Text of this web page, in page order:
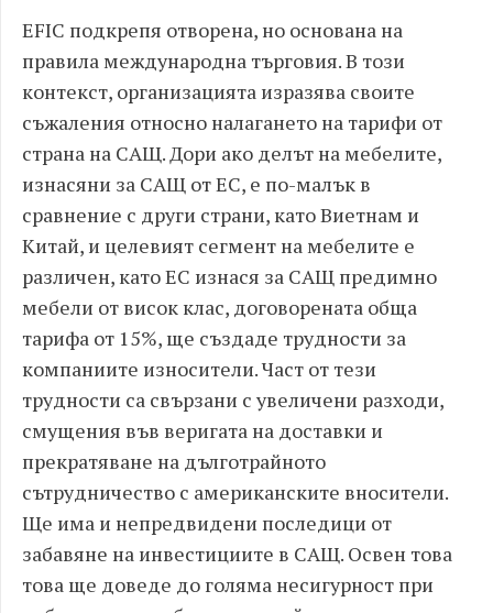
EFIC подкрепя отворена, но основана на
правила международна търговия. В този
контекст, организацията изразява своите
съжаления относно налагането на тарифи от
страна на САЩ. Дори ако делът на мебелите,
изнасяни за САЩ от ЕС, е по-малък в
сравнение с други страни, като Виетнам и
Китай, и целевият сегмент на мебелите е
различен, като ЕС изнася за САЩ предимно
мебели от висок клас, договорената обща
тарифа от 15%, ще създаде трудности за
компаниите износители. Част от тези
трудности са свързани с увеличени разходи,
смущения във веригата на доставки и
прекратяване на дълготрайното
сътрудничество с американските вносители.
Ще има и непредвидени последици от
забавяне на инвестициите в САЩ. Освен това
това ще доведе до голяма несигурност при